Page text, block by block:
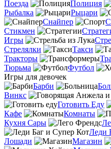
Поезда
Полиция
Рыбалка
Рыцари
Снайпер
Стикмен
Игры
Стрелялки
Такси
Тракторы
Тюрьма
Футбол
Игры для девочек
Барби
Винкс
Готовить Еду
Кафе
Комнаты
Кухня Сары
Леди
Лошади
Магазин